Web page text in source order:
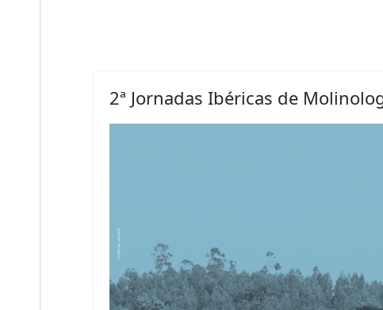
2ª Jornadas Ibéricas de